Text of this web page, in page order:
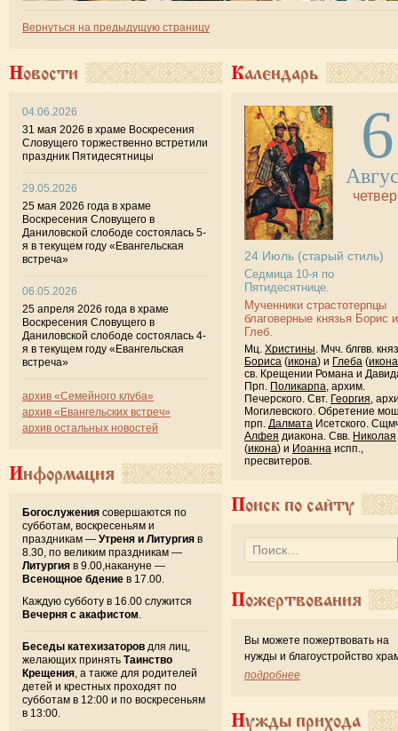
Вернуться на предыдущую страницу
Новости
04.06.2026
31 мая 2026 в храме Воскресения
Словущего торжественно встретили
праздник Пятидесятницы
29.05.2026
25 мая 2026 года в храме
Воскресения Словущего в
Даниловской слободе состоялась 5-
я в текущем году «Евангельская
встреча»
06.05.2026
25 апреля 2026 года в храме
Воскресения Словущего в
Даниловской слободе состоялась 4-
я в текущем году «Евангельская
встреча»
архив «Семейного клуба»
архив «Евангельских встреч»
архив остальных новостей
Информация
Богослужения совершаются по
субботам, воскресеньям и
праздникам — Утреня и Литургия в
8.30, по великим праздникам —
Литургия в 9.00,накануне —
Всенощное бдение в 17.00.
Каждую субботу в 16.00 служится
Вечерня с акафистом
Беседы катехизаторов для лиц,
желающих принять Таинство
Крещения , а также для родителей
детей и крестных проходят по
субботам в 12:00 и по воскресеньям
в 13:00.
Календарь
6
24 Июль (старый стиль)
Седмица 10-я по
Пятидесятнице.
Мученники страстотерпцы
благоверные князья Борис и
Глеб.
Мц. Христины . Мчч. блгвв.
Бориса (икона) и Глеба (икона
св. Крещении Романа и
Прп. Поликарпа , архим.
Печерского. Свт. Георгия ,
Могилевского. Обретение
прп. Далмата Исетского.
Алфея диакона. Свв. Николая
(икона) и Иоанна испп.,
пресвитеров.
Поиск по сайту
Пожертвования
Вы можете пожертвовать на
нужды и благоустройство
подробнее
Нужды прихода